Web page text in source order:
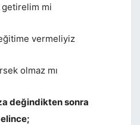
mi
vermeliyiz
olmaz mı
değindikten sonra